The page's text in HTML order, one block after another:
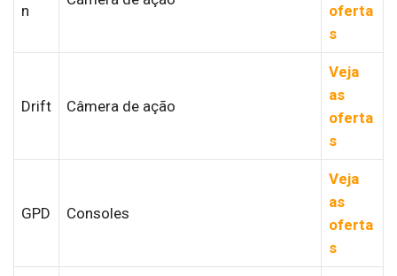
n
oferta
s
Drift Câmera de ação
Veja
as
oferta
s
GPD Consoles
Veja
as
oferta
s